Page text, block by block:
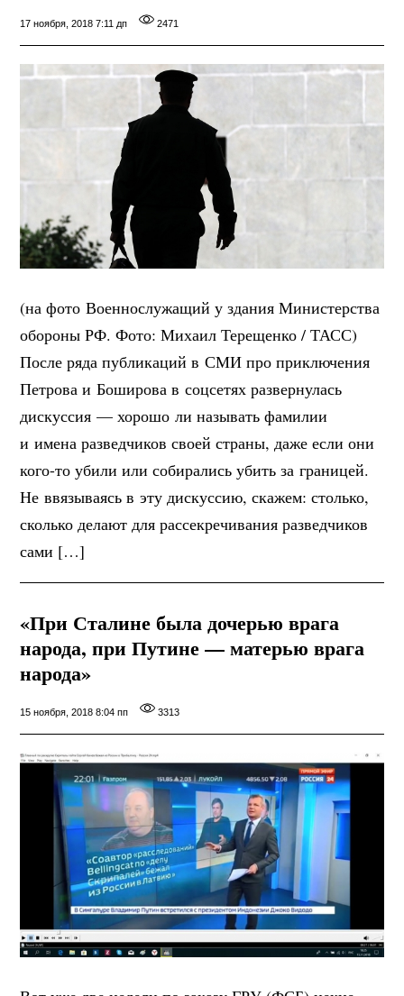
17 ноября, 2018 7:11 дп 2471
(на фото Военнослужащий у здания Министерства
обороны РФ. Фото: Михаил Терещенко / ТАСС)
После ряда публикаций в СМИ про приключения
Петрова и Боширова в соцсетях развернулась
дискуссия — хорошо ли называть фамилии
и имена разведчиков своей страны, даже если они
кого-то убили или собирались убить за границей.
Не ввязываясь в эту дискуссию, скажем: столько,
сколько делают для рассекречивания разведчиков
сами […]
«При Сталине была дочерью врага
народа, при Путине — матерью врага
народа»
15 ноября, 2018 8:04 пп 3313